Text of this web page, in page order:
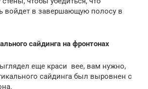
войдет в завершающую полосу в
сайдинга на фронтонах
еще краси вее, вам нужно,
сайдинга был выровнен с